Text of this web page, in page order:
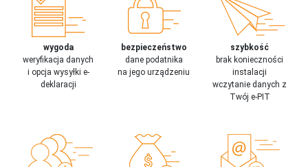
wygoda
weryfikacja danych
i opcja wysyłki e-
deklaracji
bezpieczeństwo
dane podatnika
na jego urządzeniu
szybkość
brak konieczności
instalacji
wczytanie danych z
Twój e-PIT